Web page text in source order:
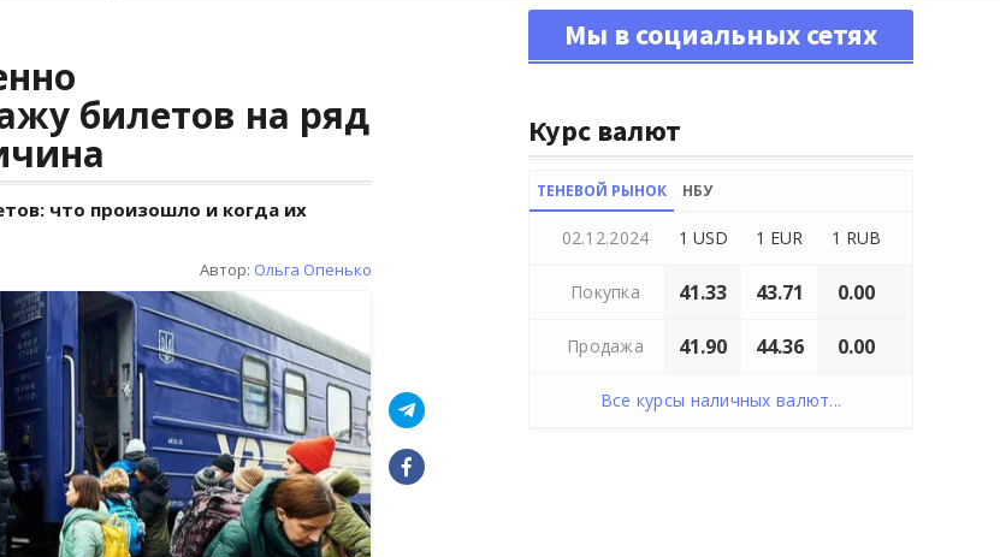
билетов на ряд
что произошло и когда их
Автор: Ольга Опенько
Мы в социальных сетях
Курс валют
ТЕНЕВОЙ РЫНОК НБУ
02.12.2024 1 USD 1 EUR 1 RUB
Покупка 41.33 43.71 0.00
Продажа 41.90 44.36 0.00
Все курсы наличных валют...